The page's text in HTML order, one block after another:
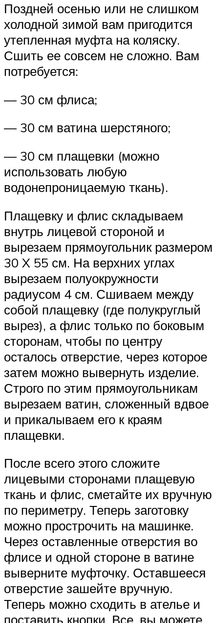
Поздней осенью или не слишком
холодной зимой вам пригодится
утепленная муфта на коляску.
Сшить ее совсем не сложно. Вам
потребуется:
— 30 см флиса;
— 30 см ватина шерстяного;
— 30 см плащевки (можно
использовать любую
водонепроницаемую ткань).
Плащевку и флис складываем
внутрь лицевой стороной и
вырезаем прямоугольник размером
30 X 55 см. На верхних углах
вырезаем полуокружности
радиусом 4 см. Сшиваем между
собой плащевку (где полукруглый
вырез), а флис только по боковым
сторонам, чтобы по центру
осталось отверстие, через которое
затем можно вывернуть изделие.
Строго по этим прямоугольникам
вырезаем ватин, сложенный вдвое
и прикалываем его к краям
плащевки.
После всего этого сложите
лицевыми сторонами плащевую
ткань и флис, сметайте их вручную
по периметру. Теперь заготовку
можно прострочить на машинке.
Через оставленные отверстия во
флисе и одной стороне в ватине
выверните муфточку. Оставшееся
отверстие зашейте вручную.
Теперь можно сходить в ателье и
поставить кнопки. Все, вы можете